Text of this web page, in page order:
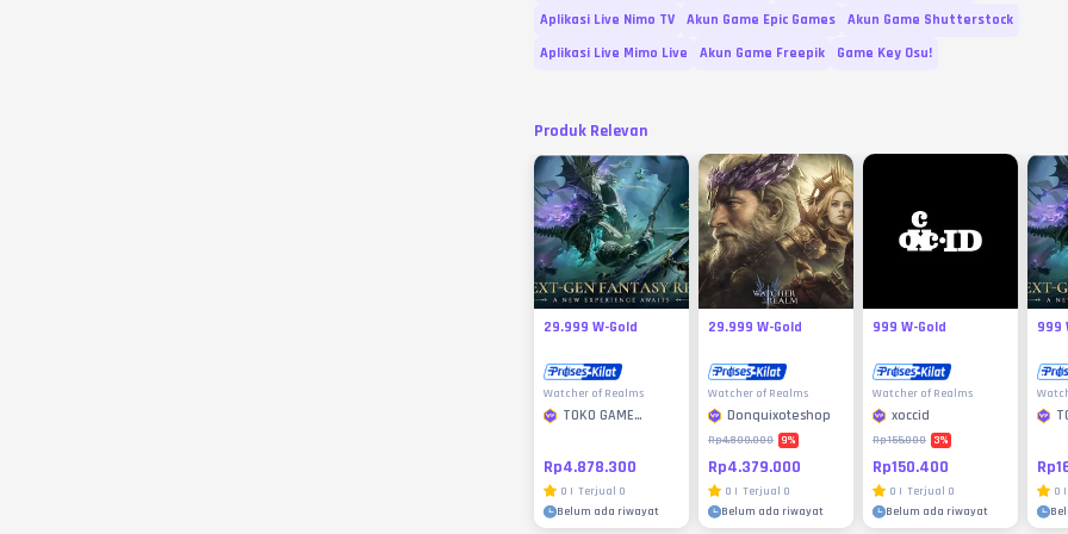
Aplikasi Live Nimo TV
Akun Game Epic Games
Akun Game Shutterstock
Aplikasi Live Mimo Live
Akun Game Freepik Game Key Osu!
Produk Relevan
29.999 W-Gold
Watcher of Realms
TOKO GAME
Rp4.878.300
0 | Terjual 0
Belum ada riwayat
29.999 W-Gold
Watcher of Realms
Donquixoteshop
Rp4.800.000 9%
Rp4.379.000
0 | Terjual 0
Belum ada riwayat
999 W-Gold
Watcher of Realms
xoccid
Rp155.000 3%
Rp150.400
0 | Terjual 0
Belum ada riwayat
999
0 |